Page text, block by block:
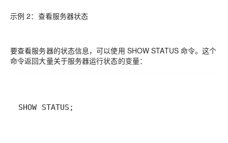
示例 2：查看服务器状态
要查看服务器的状态信息，可以使用 SHOW STATUS 命令。这个
命令返回大量关于服务器运行状态的变量：
SHOW STATUS;